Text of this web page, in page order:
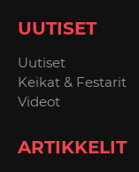
UUTISET
Uutiset
Keikat & Festarit
Videot
ARTIKKELIT